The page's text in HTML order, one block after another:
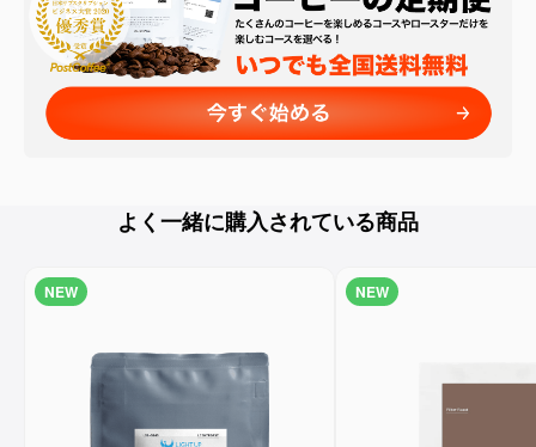
よく一緒に購入されている商品
NEW NEW